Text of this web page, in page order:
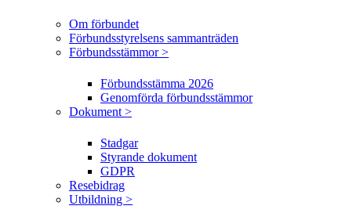
Om förbundet
Förbundsstyrelsens sammanträden
Förbundsstämmor >
Förbundsstämma 2026
Genomförda förbundsstämmor
Dokument >
Stadgar
Styrande dokument
GDPR
Resebidrag
Utbildning >